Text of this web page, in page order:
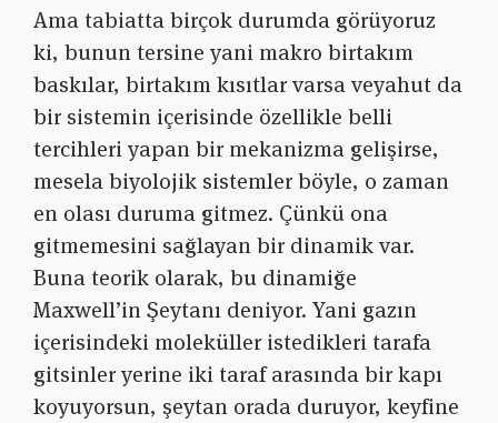
Ama tabiatta birçok durumda görüyoruz
ki, bunun tersine yani makro birtakım
baskılar, birtakım kısıtlar varsa veyahut da
bir sistemin içerisinde özellikle belli
tercihleri yapan bir mekanizma gelişirse,
mesela biyolojik sistemler böyle, o zaman
en olası duruma gitmez. Çünkü ona
gitmemesini sağlayan bir dinamik var.
Buna teorik olarak, bu dinamiğe
Maxwell’in Şeytanı deniyor. Yani gazın
içerisindeki moleküller istedikleri tarafa
gitsinler yerine iki taraf arasında bir kapı
koyuyorsun, şeytan orada duruyor, keyfine